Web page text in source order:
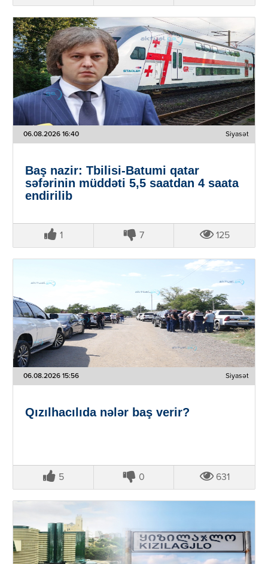
06.08.2026 16:40 Siyasət
Baş nazir: Tbilisi-Batumi qatar
səfərinin müddəti 5,5 saatdan 4 saata
endirilib
1 7 125
06.08.2026 15:56 Siyasət
Qızılhacılıda nələr baş verir?
5 0 631